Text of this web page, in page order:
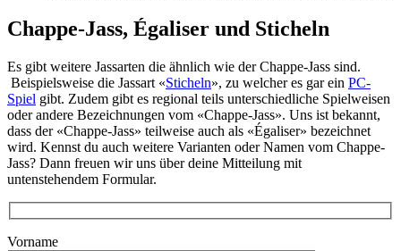
Chappe-Jass, Égaliser und Sticheln
Es gibt weitere Jassarten die ähnlich wie der Chappe-Jass sind.
Beispielsweise die Jassart «Sticheln», zu welcher es gar ein PC-
Spiel gibt. Zudem gibt es regional teils unterschiedliche Spielweisen
oder andere Bezeichnungen vom «Chappe-Jass». Uns ist bekannt,
dass der «Chappe-Jass» teilweise auch als «Égaliser» bezeichnet
wird. Kennst du auch weitere Varianten oder Namen vom Chappe-
Jass? Dann freuen wir uns über deine Mitteilung mit
untenstehendem Formular.
Vorname